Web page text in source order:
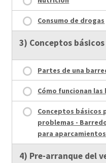
Consumo de drogas
3) Conceptos
Partes de una
Cómo funcionan
Conceptos básicos
problemas -
para aparcamientos
4) Pre-arranque del